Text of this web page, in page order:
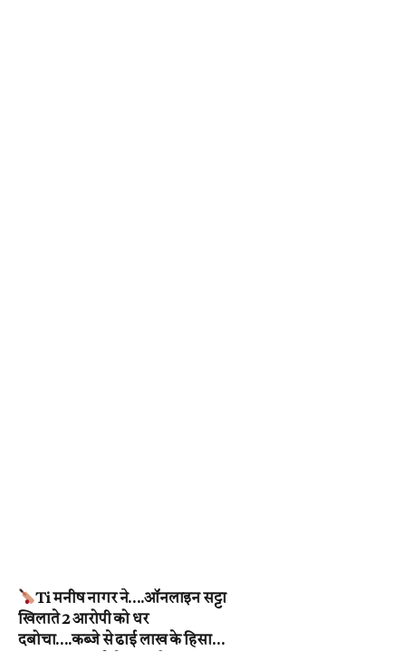
Ti मनीष नागर ने….ऑनलाइन सट्टा
खिलाते 2 आरोपी को धर
दबोचा….कब्जे से ढाई लाख के हिसाब-